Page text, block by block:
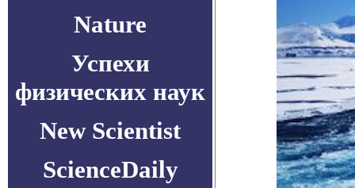
Nature
Успехи
физических наук
New Scientist
ScienceDaily